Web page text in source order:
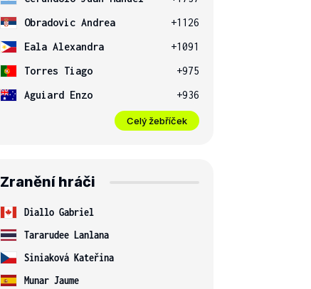
Obradovic Andrea
+1126
Eala Alexandra
+1091
Torres Tiago
+975
Aguiard Enzo
+936
Celý žebříček
Zranění hráči
Diallo Gabriel
Tararudee Lanlana
Siniaková Kateřina
Munar Jaume